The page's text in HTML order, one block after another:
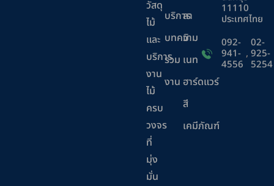
วัสดุ
ไม้
และ
บริการ
งาน
ไม้
ครบ
วงจร
ที่
มุ่ง
มั่น
บริการ
บทความ
ร่วม
งาน
ลา
มิ
เนท
ฮาร์ดแวร์
สี
เคมีภัณฑ์
11110
ประเทศไทย
092-
941-
4556
,
02-
925-
5254